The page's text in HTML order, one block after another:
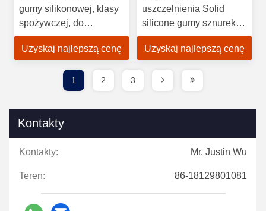
gumy silikonowej, klasy
spożywczej, do
uszczelniania drzwi,
okien, urządzeń
Uzyskaj najlepszą cenę
uszczelnienia Solid
silicone gumy sznurek
odporny na ozon
Uzyskaj najlepszą cenę
1 2 3
Kontakty
Kontakty: Mr. Justin Wu
Teren: 86-18129801081